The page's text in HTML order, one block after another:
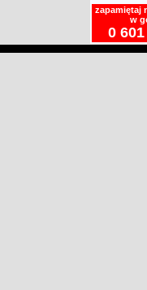
zapamiętaj
w
0